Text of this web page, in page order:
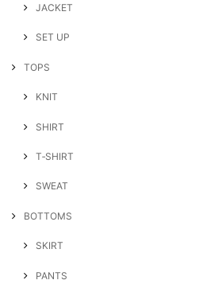
JACKET
SET UP
TOPS
KNIT
SHIRT
T‐SHIRT
SWEAT
BOTTOMS
SKIRT
PANTS